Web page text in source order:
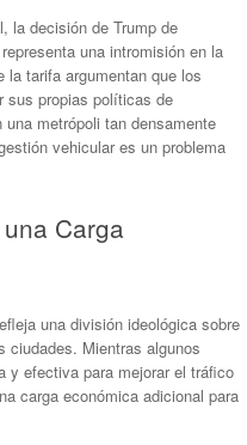
la decisión de Trump de
una intromisión en la
tarifa argumentan que los
sus propias políticas de
metrópoli tan densamente
vehicular es un problema
Carga
una división ideológica sobre
ciudades. Mientras algunos
y efectiva para mejorar el tráfico
carga económica adicional para